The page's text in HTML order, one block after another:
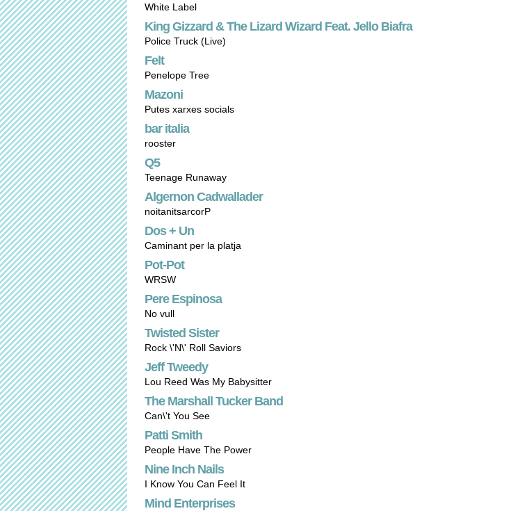
White Label
King Gizzard & The Lizard Wizard Feat. Jello Biafra
Police Truck (Live)
Felt
Penelope Tree
Mazoni
Putes xarxes socials
bar italia
rooster
Q5
Teenage Runaway
Algernon Cadwallader
noitanitsarcorP
Dos + Un
Caminant per la platja
Pot-Pot
WRSW
Pere Espinosa
No vull
Twisted Sister
Rock \'N\' Roll Saviors
Jeff Tweedy
Lou Reed Was My Babysitter
The Marshall Tucker Band
Can\'t You See
Patti Smith
People Have The Power
Nine Inch Nails
I Know You Can Feel It
Mind Enterprises